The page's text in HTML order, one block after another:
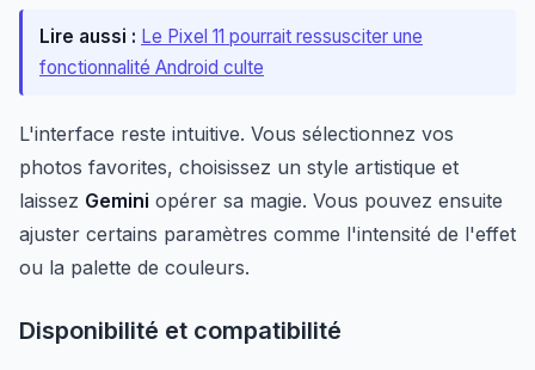
Lire aussi : Le Pixel 11 pourrait ressusciter une
fonctionnalité Android culte
L'interface reste intuitive. Vous sélectionnez vos
photos favorites, choisissez un style artistique et
laissez Gemini opérer sa magie. Vous pouvez ensuite
ajuster certains paramètres comme l'intensité de l'effet
ou la palette de couleurs.
Disponibilité et compatibilité